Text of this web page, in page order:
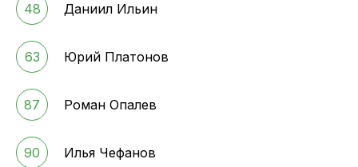
48 Даниил Ильин
63 Юрий Платонов
87 Роман Опалев
90 Илья Чефанов